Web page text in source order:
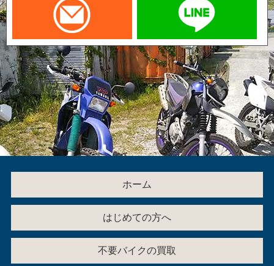
ホーム
はじめての方へ
不要バイクの買取